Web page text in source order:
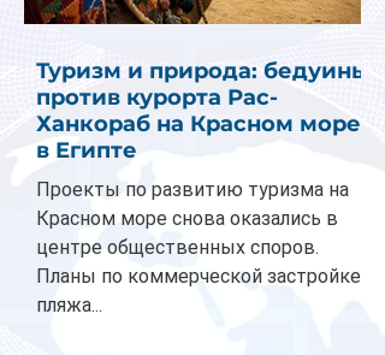
Туризм и природа: бедуины
против курорта Рас-
Ханкораб на Красном море
в Египте
Проекты по развитию туризма на
Красном море снова оказались в
центре общественных споров.
Планы по коммерческой застройке
пляжа...